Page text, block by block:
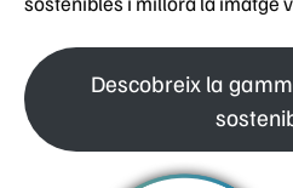
Descobreix la